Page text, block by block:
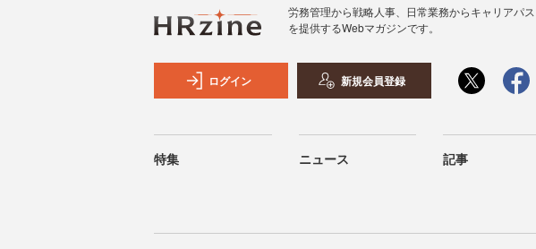
労務管理から戦略人事、日常業務からキャリアパ
を提供するWebマガジンです。
ログイン 新規会員登録
特集 ニュース 記事